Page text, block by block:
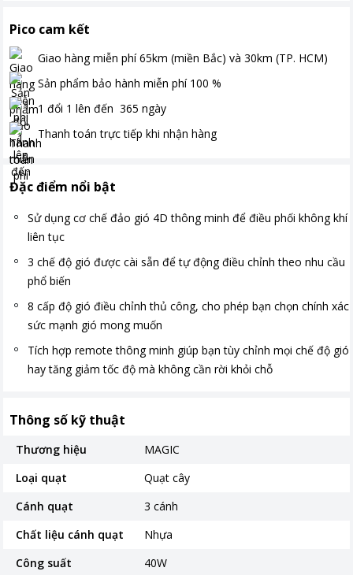
Pico cam kết
Giao hàng miễn phí 65km (miền Bắc) và 30km (TP. HCM)
Sản phẩm bảo hành miễn phí 100 %
1 đổi 1 lên đến 365 ngày
Thanh toán trực tiếp khi nhận hàng
Đặc điểm nổi bật
Sử dụng cơ chế đảo gió 4D thông minh để điều phối không khí
liên tục
3 chế độ gió được cài sẵn để tự động điều chỉnh theo nhu cầu
phổ biến
8 cấp độ gió điều chỉnh thủ công, cho phép bạn chọn chính xác
sức mạnh gió mong muốn
Tích hợp remote thông minh giúp bạn tùy chỉnh mọi chế độ gió
hay tăng giảm tốc độ mà không cần rời khỏi chỗ
Thông số kỹ thuật
Thương hiệu
MAGIC
Loại quạt
Quạt cây
Cánh quạt
3 cánh
Chất liệu cánh quạt
Nhựa
Công suất
40W